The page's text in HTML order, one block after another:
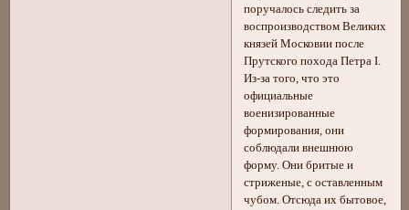
поручалось следить за
воспроизводством Великих
князей Московии после
Прутского похода Петра I.
Из-за того, что это
официальные
военизированные
формирования, они
соблюдали внешнюю
форму. Они бритые и
стриженые, с оставленным
чубом. Отсюда их бытовое,